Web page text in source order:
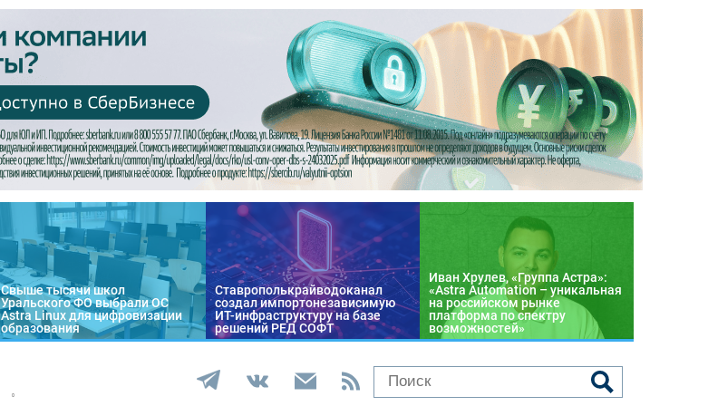
Свыше тысячи школ
Уральского ФО выбрали ОС
Astra Linux для цифровизации
образования
Ставрополькрайводоканал
создал импортонезависимую
ИТ-инфраструктуру на базе
решений РЕД СОФТ
Иван Хрулев, «Группа Астра»:
«Astra Automation – уникальная
на российском рынке
платформа по спектру
возможностей»
°